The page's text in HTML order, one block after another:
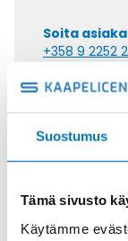
Suostumus
Tämä sivusto
Käytämme
Soita
+358 9 2252
Tai lähetä